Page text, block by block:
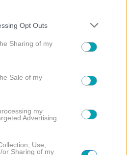
app uses one or more Google
behaviour. You may click to
and its third-party tags to
purposes in below Google
Opt Outs
Sharing of my
Sale of my
my
Advertising.
Use,
or Sharing of my